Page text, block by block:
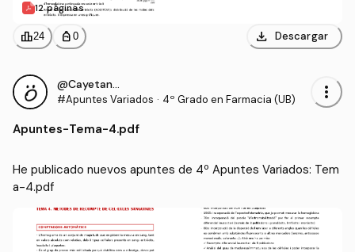
12 páginas
leaderboard24 personal_bag 0 download Descargar
@CayetanaIgM
#Apuntes Variados · 4º Grado en Farmacia (UB) more_vert
Apuntes-Tema-4.pdf
He publicado nuevos apuntes de 4º Apuntes Variados: Tem
a-4.pdf